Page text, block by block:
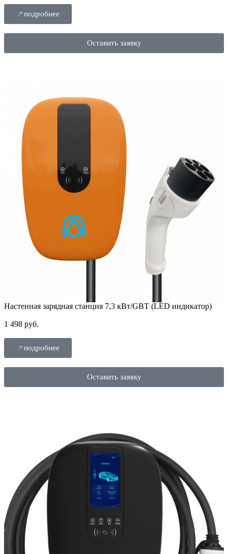
подробнее
Оставить заявку
Настенная зарядная станция 7,3 кВт/GBT (LED индикатор)
1 498 руб.
подробнее
Оставить заявку